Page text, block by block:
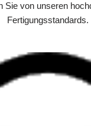
Sie von unseren
Fertigungsstandards.